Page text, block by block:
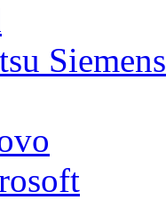
Siemens